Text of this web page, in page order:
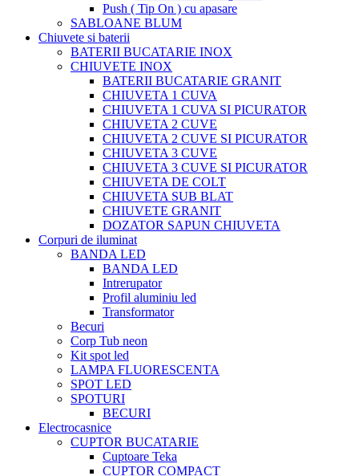
Push ( Tip On ) cu apasare
SABLOANE BLUM
Chiuvete si baterii
BATERII BUCATARIE INOX
CHIUVETE INOX
BATERII BUCATARIE GRANIT
CHIUVETA 1 CUVA
CHIUVETA 1 CUVA SI PICURATOR
CHIUVETA 2 CUVE
CHIUVETA 2 CUVE SI PICURATOR
CHIUVETA 3 CUVE
CHIUVETA 3 CUVE SI PICURATOR
CHIUVETA DE COLT
CHIUVETA SUB BLAT
CHIUVETE GRANIT
DOZATOR SAPUN CHIUVETA
Corpuri de iluminat
BANDA LED
BANDA LED
Intrerupator
Profil aluminiu led
Transformator
Becuri
Corp Tub neon
Kit spot led
LAMPA FLUORESCENTA
SPOT LED
SPOTURI
BECURI
Electrocasnice
CUPTOR BUCATARIE
Cuptoare Teka
CUPTOR COMPACT